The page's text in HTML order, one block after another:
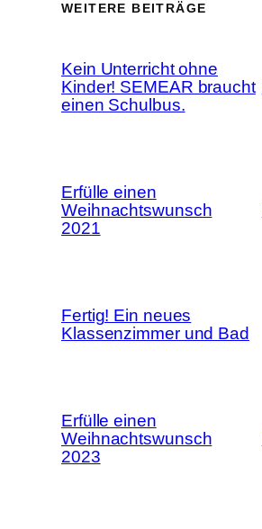
WEITERE BEITRÄGE
Kein Unterricht ohne
Kinder! SEMEAR braucht
einen Schulbus.
Erfülle einen
Weihnachtswunsch
2021
Fertig! Ein neues
Klassenzimmer und Bad
Erfülle einen
Weihnachtswunsch
2023